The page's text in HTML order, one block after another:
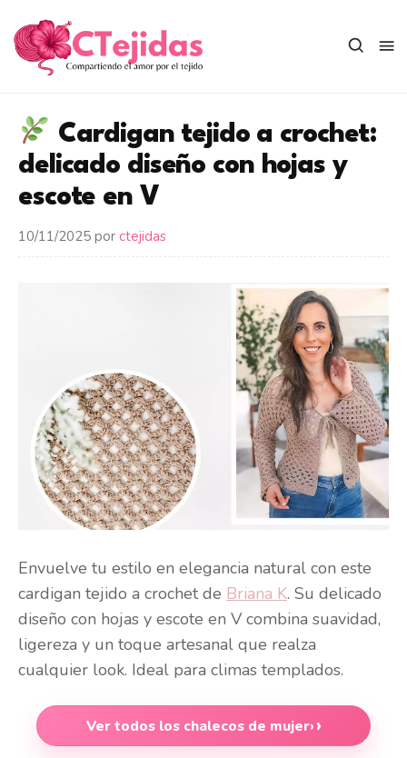
contenido
Cardigan tejido a crochet:
delicado diseño con hojas y
escote en V
10/11/2025 por ctejidas
Envuelve tu estilo en elegancia natural con este
cardigan tejido a crochet de Briana K. Su delicado
diseño con hojas y escote en V combina suavidad,
ligereza y un toque artesanal que realza
cualquier look. Ideal para climas templados.
Ver todos los chalecos de mujer›